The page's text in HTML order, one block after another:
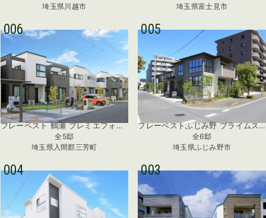
埼玉県川越市
埼玉県富士見市
006
フレーベスト 鶴瀬 プレミエフォート
全5邸
埼玉県入間郡三芳町
005
フレーベストふじみ野 プライムステージ
全6邸
埼玉県ふじみ野市
004 003